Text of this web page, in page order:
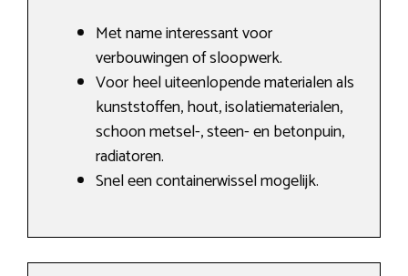
Met name interessant voor
verbouwingen of sloopwerk.
Voor heel uiteenlopende materialen als
kunststoffen, hout, isolatiematerialen,
schoon metsel-, steen- en betonpuin,
radiatoren.
Snel een containerwissel mogelijk.